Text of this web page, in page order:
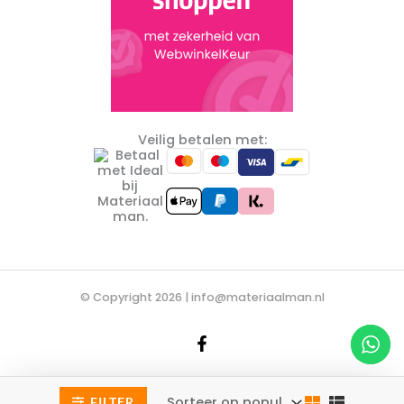
Veilig betalen met:
© Copyright 2026 | info@materiaalman.nl
De waardering van materiaalman.nl bij WebwinkelKeur